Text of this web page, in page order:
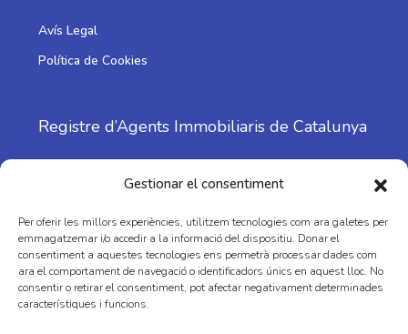
Gestionar el consentiment
Per oferir les millors experiències, utilitzem tecnologies com ara galetes per
emmagatzemar i/o accedir a la informació del dispositiu. Donar el
consentiment a aquestes tecnologies ens permetrà processar dades com
ara el comportament de navegació o identificadors únics en aquest lloc. No
consentir o retirar el consentiment, pot afectar negativament determinades
característiques i funcions.
Avís Legal
Política de Cookies
Registre d’Agents Immobiliaris de Catalunya